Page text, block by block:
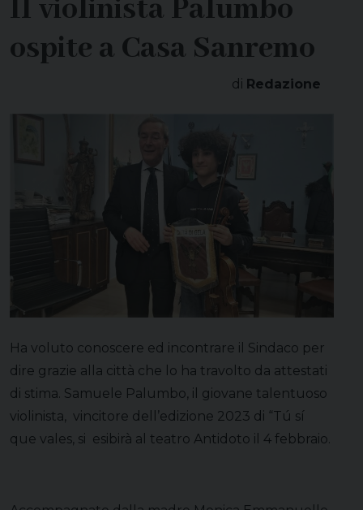
Il violinista Palumbo
ospite a Casa Sanremo
di Redazione
Ha voluto conoscere ed incontrare il Sindaco per
dire grazie alla città che lo ha travolto da attestati
di stima. Samuele Palumbo, il giovane talentuoso
violinista, vincitore dell’edizione 2023 di “Tú sí
que vales, si esibirà al teatro Antidoto il 4 febbraio.